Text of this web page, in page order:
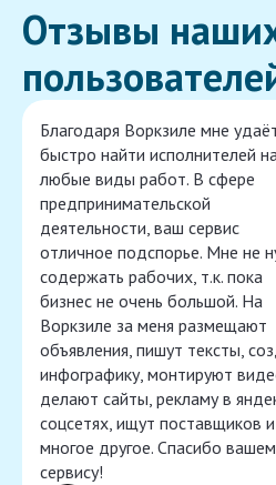
Отзывы
Благодаря Воркзиле мне
быстро найти исполнителей
любые виды работ. В сфере
предпринимательской
деятельности, ваш сервис
отличное подспорье. Мне не
содержать рабочих, т.к. пока
бизнес не очень большой. На
Воркзиле за меня размещают
объявления, пишут тексты,
инфографику, монтируют
делают сайты, рекламу в
соцсетях, ищут поставщиков и
многое другое. Спасибо
сервису!